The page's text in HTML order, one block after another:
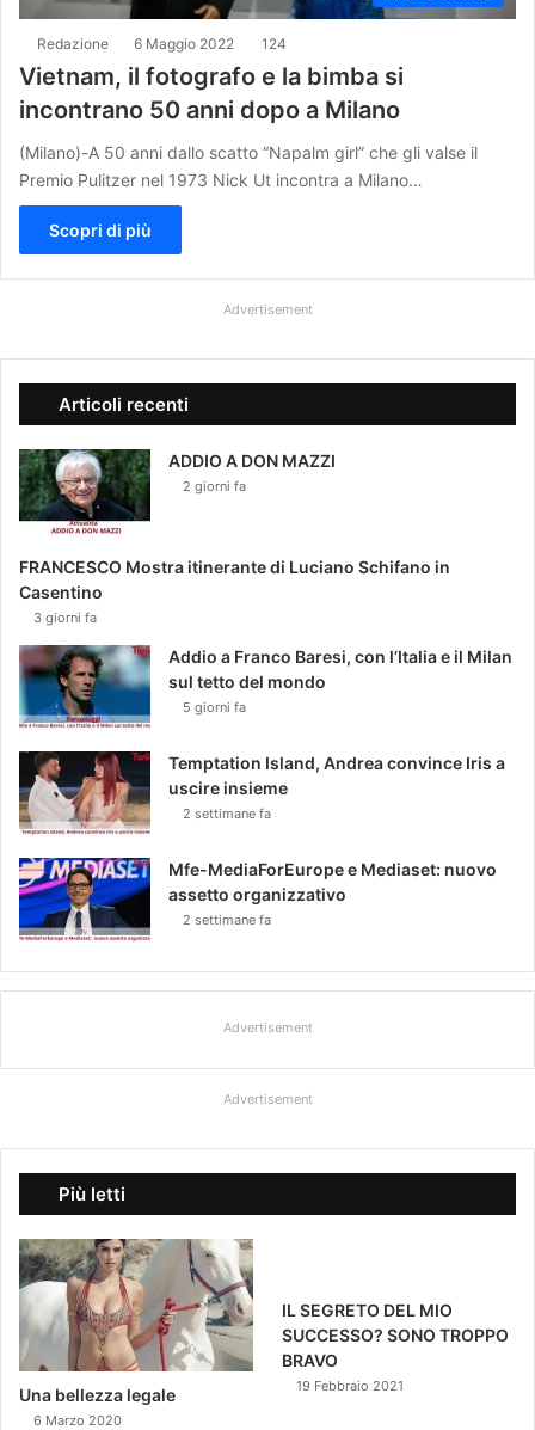
Redazione 6 Maggio 2022 124
Vietnam, il fotografo e la bimba si
incontrano 50 anni dopo a Milano
(Milano)-A 50 anni dallo scatto “Napalm girl” che gli valse il
Premio Pulitzer nel 1973 Nick Ut incontra a Milano…
Scopri di più
Advertisement
Articoli recenti
ADDIO A DON MAZZI
2 giorni fa
FRANCESCO Mostra itinerante di Luciano Schifano in
Casentino
3 giorni fa
Addio a Franco Baresi, con l’Italia e il Milan
sul tetto del mondo
5 giorni fa
Temptation Island, Andrea convince Iris a
uscire insieme
2 settimane fa
Mfe-MediaForEurope e Mediaset: nuovo
assetto organizzativo
2 settimane fa
Advertisement
Advertisement
Più letti
Una bellezza legale
6 Marzo 2020
IL SEGRETO DEL MIO
SUCCESSO? SONO TROPPO
BRAVO
19 Febbraio 2021